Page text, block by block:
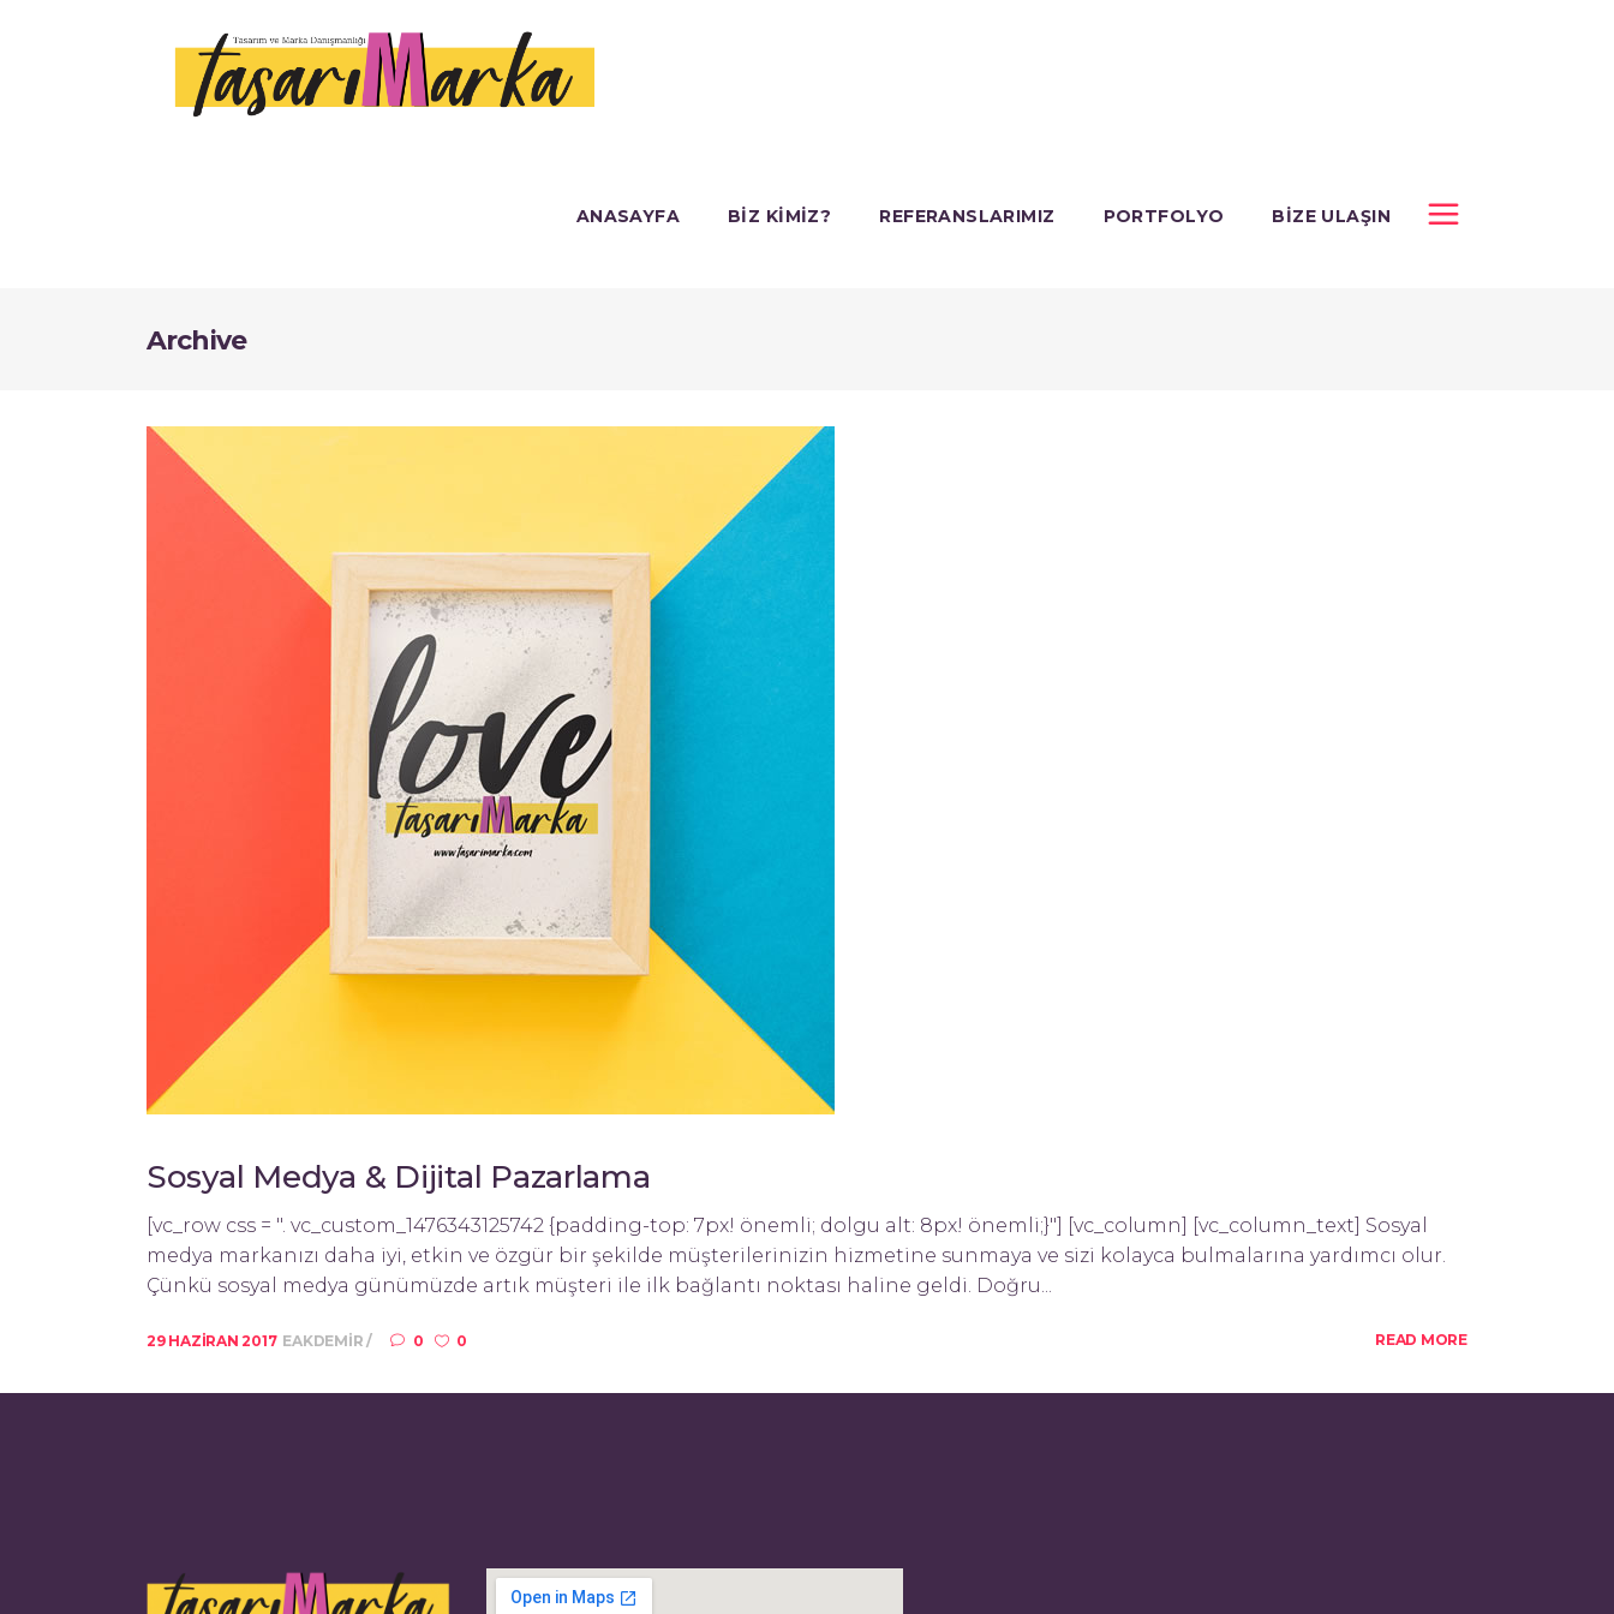
ANASAYFA BIZ KIMIZ? REFERANSLARIMIZ PORTFOLYO BIZE ULAŞIN
Archive
Sosyal Medya & Dijital Pazarlama
[vc_row css = ". vc_custom_1476343125742 {padding-top: 7px! önemli; dolgu alt: 8px! önemli;}"] [vc_column] [vc_column_text] Sosyal
medya markanızı daha iyi, etkin ve özgür bir şekilde müşterilerinizin hizmetine sunmaya ve sizi kolayca bulmalarına yardımcı olur.
Çünkü sosyal medya günümüzde artık müşteri ile ilk bağlantı noktası haline geldi. Doğru...
29 HAZIRAN 2017 EAKDEMIR 0 0 READ MORE